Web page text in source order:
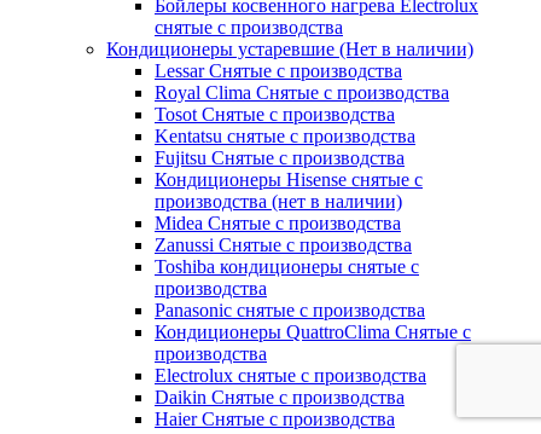
Бойлеры косвенного нагрева Electrolux
снятые с производства
Кондиционеры устаревшие (Нет в наличии)
Lessar Снятые с производства
Royal Clima Снятые с производства
Tosot Снятые с производства
Kentatsu снятые с производства
Fujitsu Снятые с производства
Кондиционеры Hisense снятые с
производства (нет в наличии)
Midea Снятые с производства
Zanussi Снятые с производства
Toshiba кондиционеры снятые с
производства
Panasonic снятые с производства
Кондиционеры QuattroClima Снятые с
производства
Electrolux снятые с производства
Daikin Снятые с производства
Haier Снятые с производства